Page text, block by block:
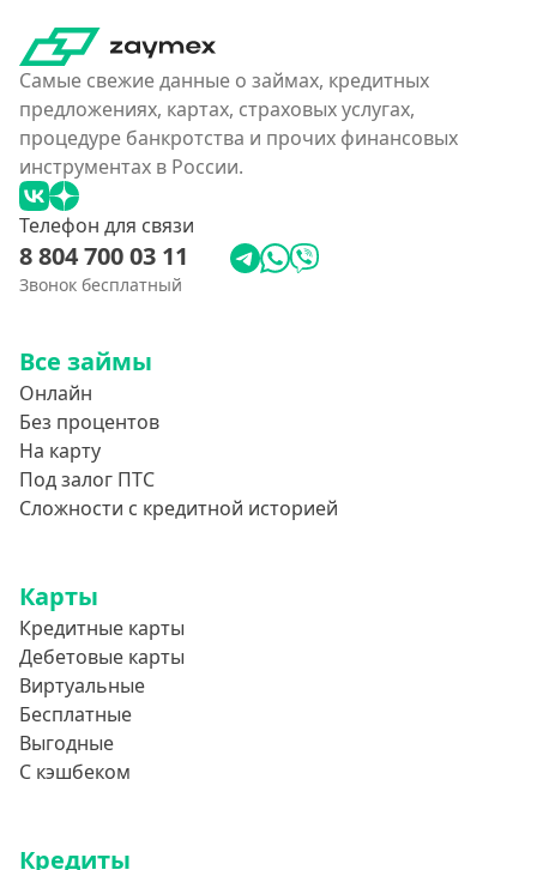
Самые свежие данные о займах, кредитных
предложениях, картах, страховых услугах,
процедуре банкротства и прочих финансовых
инструментах в России.
Телефон для связи
8 804 700 03 11
Звонок бесплатный
Все займы
Онлайн
Без процентов
На карту
Под залог ПТС
Сложности с кредитной историей
Карты
Кредитные карты
Дебетовые карты
Виртуальные
Бесплатные
Выгодные
С кэшбеком
Кредиты